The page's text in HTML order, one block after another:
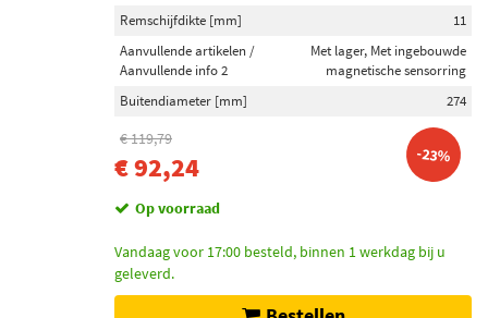
Remschijfdikte [mm]
11
Aanvullende artikelen /
Aanvullende info 2
Met lager, Met ingebouwde
magnetische sensorring
Buitendiameter [mm]
274
€ 119,79
€ 92,24 -23%
Op voorraad
Vandaag voor 17:00 besteld, binnen 1 werkdag bij u
geleverd.